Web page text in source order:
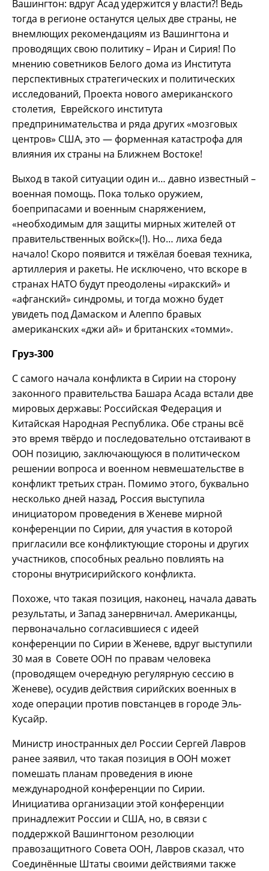
Вашингтон: вдруг Асад удержится у власти?! Ведь
тогда в регионе останутся целых две страны, не
внемлющих рекомендациям из Вашингтона и
проводящих свою политику – Иран и Сирия! По
мнению советников Белого дома из Института
перспективных стратегических и политических
исследований, Проекта нового американского
столетия, Еврейского института
предпринимательства и ряда других «мозговых
центров» США, это — форменная катастрофа для
влияния их страны на Ближнем Востоке!
Выход в такой ситуации один и… давно известный –
военная помощь. Пока только оружием,
боеприпасами и военным снаряжением,
«необходимым для защиты мирных жителей от
правительственных войск»(!). Но… лиха беда
начало! Скоро появится и тяжёлая боевая техника,
артиллерия и ракеты. Не исключено, что вскоре в
странах НАТО будут преодолены «иракский» и
«афганский» синдромы, и тогда можно будет
увидеть под Дамаском и Алеппо бравых
американских «джи ай» и британских «томми».
Груз-300
С самого начала конфликта в Сирии на сторону
законного правительства Башара Асада встали две
мировых державы: Российская Федерация и
Китайская Народная Республика. Обе страны всё
это время твёрдо и последовательно отстаивают в
ООН позицию, заключающуюся в политическом
решении вопроса и военном невмешательстве в
конфликт третьих стран. Помимо этого, буквально
несколько дней назад, Россия выступила
инициатором проведения в Женеве мирной
конференции по Сирии, для участия в которой
пригласили все конфликтующие стороны и других
участников, способных реально повлиять на
стороны внутрисирийского конфликта.
Похоже, что такая позиция, наконец, начала давать
результаты, и Запад занервничал. Американцы,
первоначально согласившиеся с идеей
конференции по Сирии в Женеве, вдруг выступили
30 мая в Совете ООН по правам человека
(проводящем очередную регулярную сессию в
Женеве), осудив действия сирийских военных в
ходе операции против повстанцев в городе Эль-
Кусайр.
Министр иностранных дел России Сергей Лавров
ранее заявил, что такая позиция в ООН может
помешать планам проведения в июне
международной конференции по Сирии.
Инициатива организации этой конференции
принадлежит России и США, но, в связи с
поддержкой Вашингтоном резолюции
правозащитного Совета ООН, Лавров сказал, что
Соединённые Штаты своими действиями также